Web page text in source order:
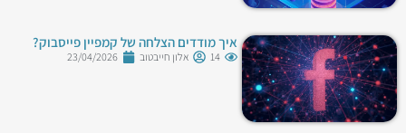
איך מודדים הצלחה של קמפיין פייסבוק?
14 אלון חייבטוב 23/04/2026